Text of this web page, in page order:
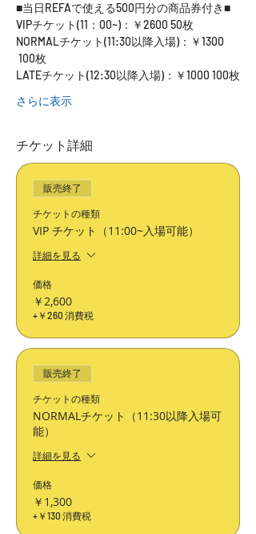
■当日REFAで使える500円分の商品券付き■
VIPチケット(11：00~)：￥2600 50枚
NORMALチケット(11:30以降入場)：￥1300
100枚
LATEチケット(12:30以降入場)：￥1000 100枚
さらに表示
チケット詳細
販売終了
チケットの種類
VIP チケット（11:00~入場可能）
詳細を見る
価格
￥2,600
+￥260 消費税
販売終了
チケットの種類
NORMALチケット（11:30以降入場可
能）
詳細を見る
価格
￥1,300
+￥130 消費税